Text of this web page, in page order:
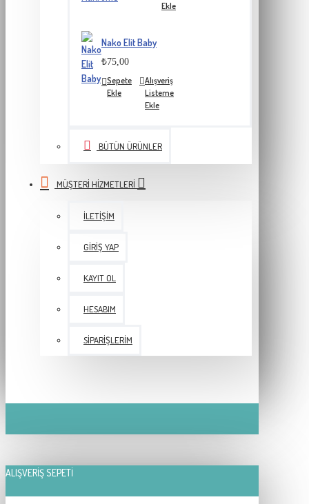
Ekle
Nako Elit Baby
₺75,00
Sepete
Ekle
Alışveriş
Listeme
Ekle
BÜTÜN ÜRÜNLER
MÜŞTERI HIZMETLERI
İLETIŞIM
GIRIŞ YAP
KAYIT OL
HESABIM
SIPARIŞLERIM
ALIŞVERIŞ SEPETI